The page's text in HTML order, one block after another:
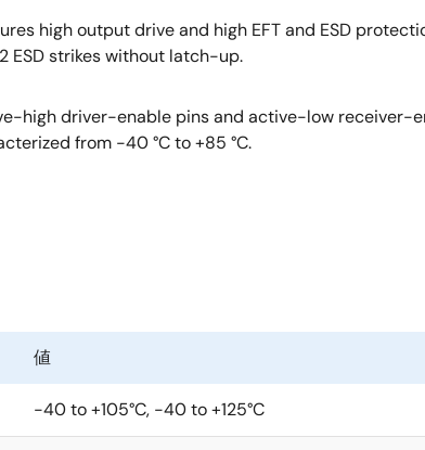
high output drive and high EFT and ESD
ESD strikes without latch-up.
high driver-enable pins and active-low receiver-
from -40 °C to +85 °C.
値
-40 to +105°C, -40 to +125°C